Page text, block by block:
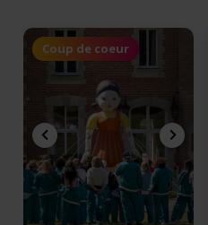
Coup de coeur